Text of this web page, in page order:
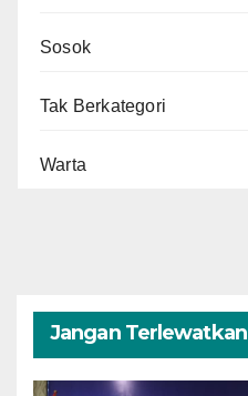
Sosok
Tak Berkategori
Warta
Jangan Terlewatkan